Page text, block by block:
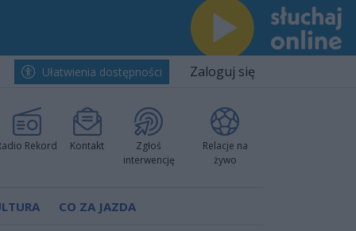
Ułatwienia dostępności Zaloguj się
Rekord Kontakt
Zgłoś
interwencję
Relacje na
żywo
CO ZA JAZDA